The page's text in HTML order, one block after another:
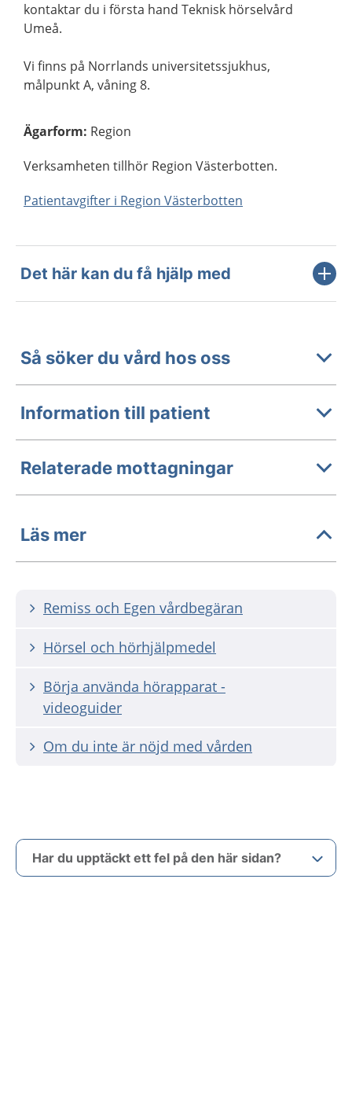
kontaktar du i första hand Teknisk hörselvård
Umeå.
Vi finns på Norrlands universitetssjukhus,
målpunkt A, våning 8.
Ägarform: Region
Verksamheten tillhör Region Västerbotten.
Patientavgifter i Region Västerbotten
Det här kan du få hjälp med
Så söker du vård hos oss
Information till patient
Relaterade mottagningar
Läs mer
Remiss och Egen vårdbegäran
Hörsel och hörhjälpmedel
Börja använda hörapparat -
videoguider
Om du inte är nöjd med vården
Har du upptäckt ett fel på den här sidan?